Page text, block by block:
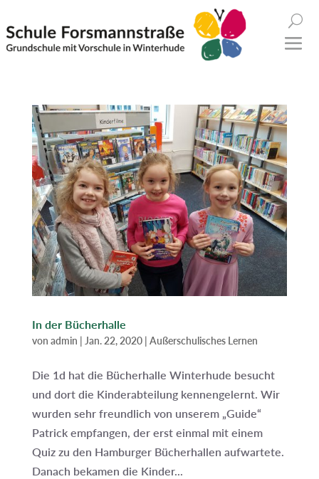
In der Bücherhalle
von admin | Jan. 22, 2020| Außerschulisches Lernen
Die 1d hat die Bücherhalle Winterhude besucht
und dort die Kinderabteilung kennengelernt. Wir
wurden sehr freundlich von unserem „Guide“
Patrick empfangen, der erst einmal mit einem
Quiz zu den Hamburger Bücherhallen aufwartete.
Danach bekamen die Kinder...